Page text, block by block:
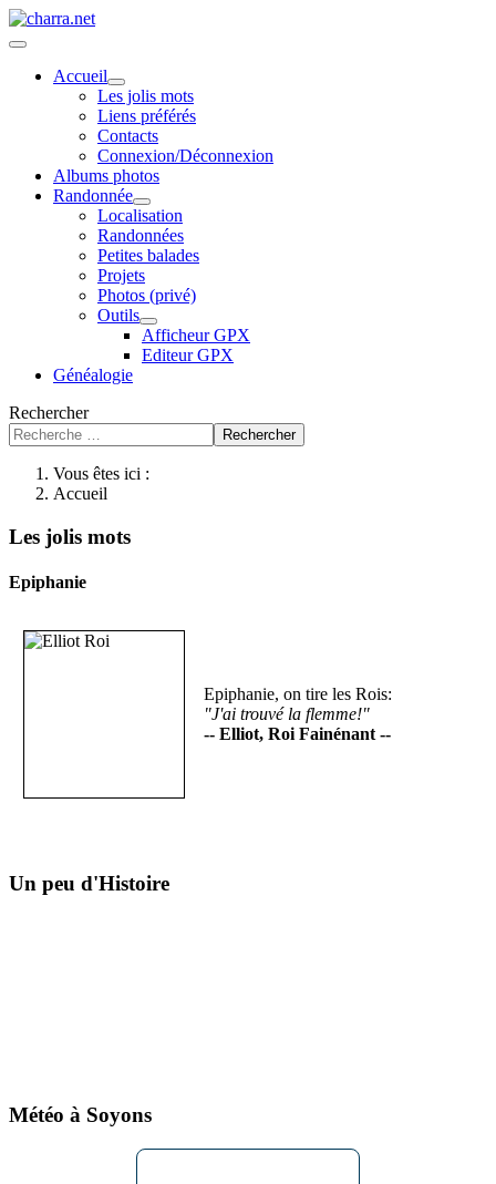
Accueil
Les jolis mots
Liens préférés
Contacts
Connexion/Déconnexion
Albums photos
Randonnée
Localisation
Randonnées
Petites balades
Projets
Photos (privé)
Outils
Afficheur GPX
Editeur GPX
Généalogie
Rechercher
Rechercher
Vous êtes ici :
Accueil
Les jolis mots
Epiphanie
Epiphanie, on tire les Rois:
"J'ai trouvé la flemme!"
-- Elliot, Roi Fainénant --
Un peu d'Histoire
Météo à Soyons